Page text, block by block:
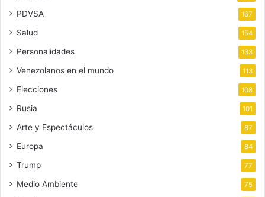
PDVSA 167
Salud 154
Personalidades 133
Venezolanos en el mundo 113
Elecciones 108
Rusia 101
Arte y Espectáculos 87
Europa 84
Trump 77
Medio Ambiente 75